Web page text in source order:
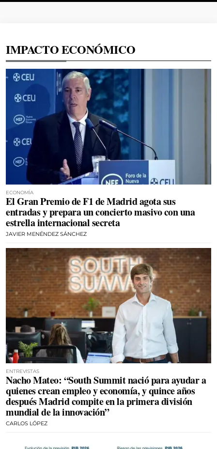
IMPACTO ECONÓMICO
ECONOMÍA
El Gran Premio de F1 de Madrid agota sus
entradas y prepara un concierto masivo con una
estrella internacional secreta
JAVIER MENÉNDEZ SÁNCHEZ
ENTREVISTAS
Nacho Mateo: “South Summit nació para ayudar a
quienes crean empleo y economía, y quince años
después Madrid compite en la primera división
mundial de la innovación”
CARLOS LÓPEZ